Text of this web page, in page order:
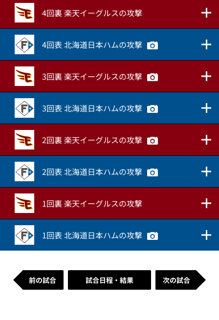
4回裏 楽天イーグルスの攻撃
4回表 北海道日本ハムの攻撃
3回裏 楽天イーグルスの攻撃
3回表 北海道日本ハムの攻撃
2回裏 楽天イーグルスの攻撃
2回表 北海道日本ハムの攻撃
1回裏 楽天イーグルスの攻撃
1回表 北海道日本ハムの攻撃
前の試合 試合日程・結果 次の試合